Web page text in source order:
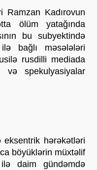
Ramzan Kadırovun
ölüm yatağında
bu subyektində
bağlı məsələləri
rusdilli mediada
və spekulyasiyalar
eksentrik hərəkətləri
böyüklərin müxtəlif
daim gündəmdə